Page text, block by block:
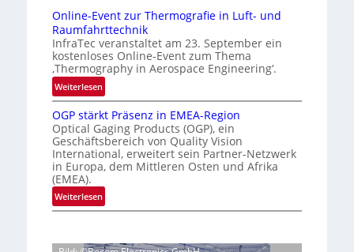
D
r
u
c
k
r
k
e
n
r
e
e
‚
H
y
p
e
r
s
p
e
c
t
r
N
t
e
r
n
a
t
o
n
a
l
V
i
s
o
Online-Event zur Thermografie in Luft- und
Raumfahrttechnik
InfraTec veranstaltet am 23. September ein
kostenloses Online-Event zum Thema
‚Thermography in Aerospace Engineering‘.
Weiterlesen:
O
n
l
i
n
-
E
OGP stärkt Präsenz in EMEA-Region
Optical Gaging Products (OGP), ein
Geschäftsbereich von Quality Vision
International, erweitert sein Partner-Netzwerk
in Europa, dem Mittleren Osten und Afrika
(EMEA).
Weiterlesen:
O
P